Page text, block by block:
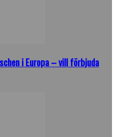
i Europa – vill förbjuda